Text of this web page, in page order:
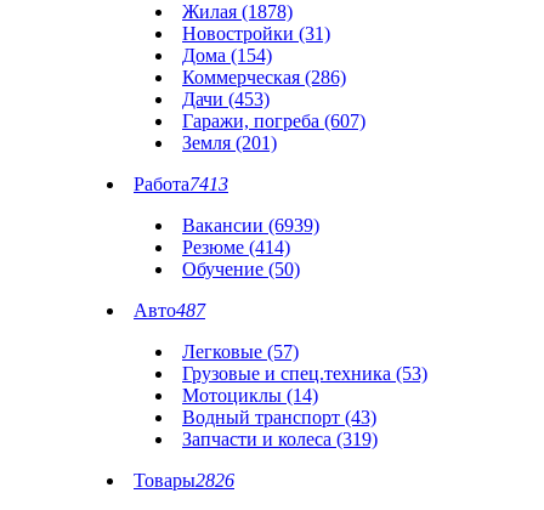
Жилая (1878)
Новостройки (31)
Дома (154)
Коммерческая (286)
Дачи (453)
Гаражи, погреба (607)
Земля (201)
Работа7413
Вакансии (6939)
Резюме (414)
Обучение (50)
Авто487
Легковые (57)
Грузовые и спец.техника (53)
Мотоциклы (14)
Водный транспорт (43)
Запчасти и колеса (319)
Товары2826